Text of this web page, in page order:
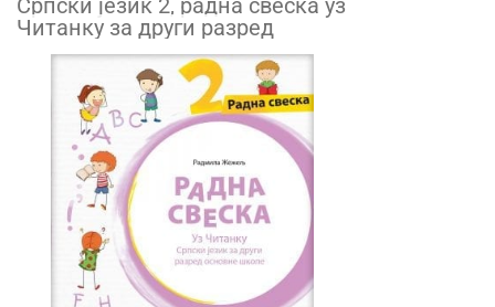
Српски језик 2, радна свеска уз
Читанку за други разред